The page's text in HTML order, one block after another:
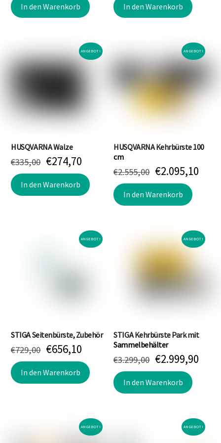
war:
€412,50
ist:
€349,90.
In den Warenkorb
war:
€2.145,00
In den Warenkorb
ANGEBOT!
HUSQVARNA Walze
€335,00 Ursprünglicher
Preis
war:
€335,00
€274,70Aktueller
Preis
ist:
€274,70.
In den Warenkorb
ANGEBOT!
HUSQVARNA Kehrbürste 100
cm
€2.555,00
Preis
war:
€2.555,00
€2.095,10
In den Warenkorb
ANGEBOT!
STIGA Seitenbürste, Zubehör
€729,00 Ursprünglicher
Preis
war:
€729,00
€656,10Aktueller
Preis
ist:
€656,10.
In den Warenkorb
ANGEBOT!
STIGA Kehrbürste Park mit
Sammelbehälter
€3.299,00
Preis
war:
€3.299,00
€2.999,90
In den Warenkorb
ANGEBOT! ANGEBOT!